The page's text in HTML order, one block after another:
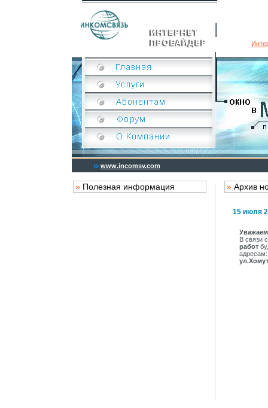
www.incomsv.com
» Полезная информация » Архив
15 июля
В связи
работ